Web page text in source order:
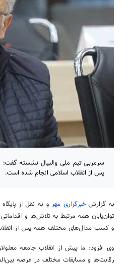
سرمربی تیم ملی والیبال نشسته گفت:
پس از انقلاب اسلامی انجام شده است.
به گزارشخبرگزاری مهرو به نقل از
و کسب مدال‌های مختلف همه پس از
وی افزود: ما پیش از انقلاب جامعه
رقابت‌ها و مسابقات مختلف در عرصه